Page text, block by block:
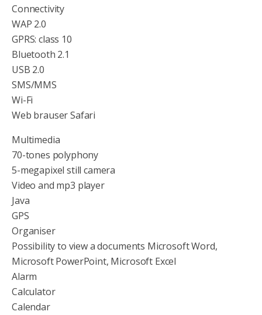
Connectivity
WAP 2.0
GPRS: class 10
Bluetooth 2.1
USB 2.0
SMS/MMS
Wi-Fi
Web brauser Safari
Multimedia
70-tones polyphony
5-megapixel still camera
Video and mp3 player
Java
GPS
Organiser
Possibility to view a documents Microsoft Word,
Microsoft PowerPoint, Microsoft Excel
Alarm
Calculator
Calendar